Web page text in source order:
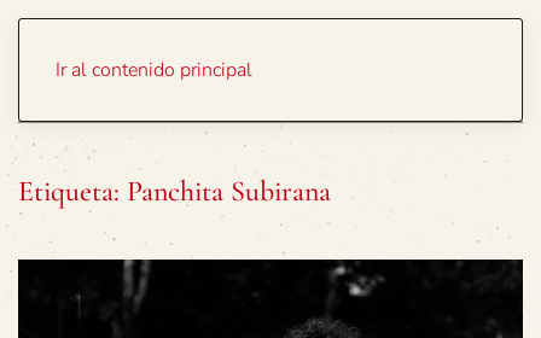
Ir al contenido principal
Etiqueta: Panchita Subirana